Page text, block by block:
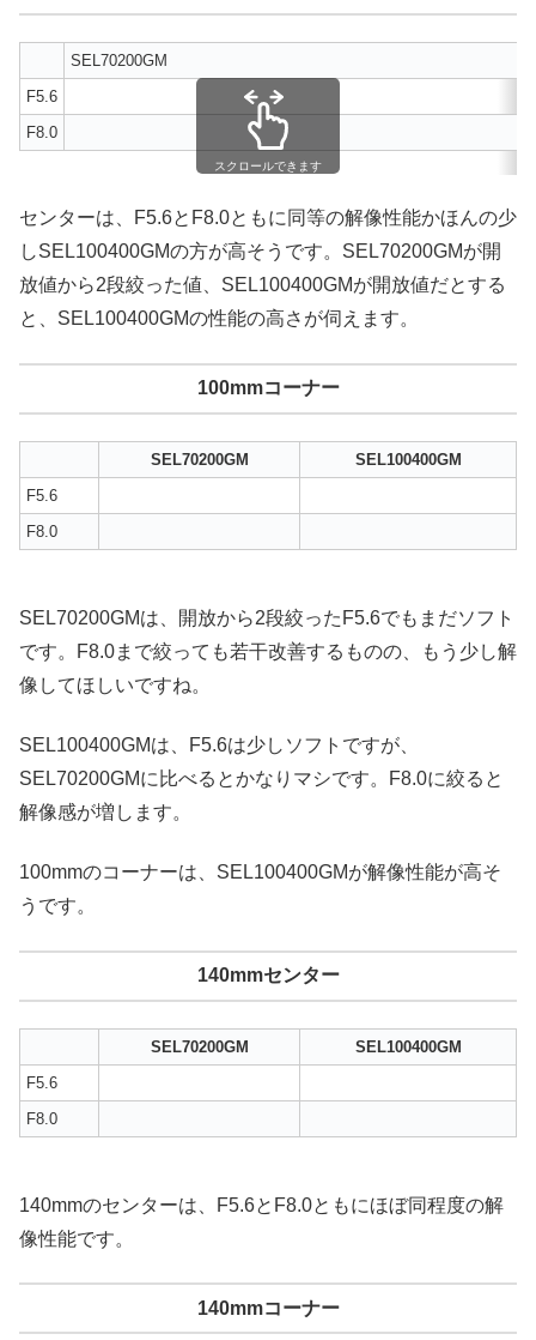
SEL70200GM
F5.6
F8.0
スクロールできます
センターは、F5.6とF8.0ともに同等の解像性能かほんの少
しSEL100400GMの方が高そうです。SEL70200GMが開
放値から2段絞った値、SEL100400GMが開放値だとする
と、SEL100400GMの性能の高さが伺えます。
100mmコーナー
SEL70200GM
SEL100400GM
F5.6
F8.0
SEL70200GMは、開放から2段絞ったF5.6でもまだソフト
です。F8.0まで絞っても若干改善するものの、もう少し解
像してほしいですね。
SEL100400GMは、F5.6は少しソフトですが、
SEL70200GMに比べるとかなりマシです。F8.0に絞ると
解像感が増します。
100mmのコーナーは、SEL100400GMが解像性能が高そ
うです。
140mmセンター
SEL70200GM
SEL100400GM
F5.6
F8.0
140mmのセンターは、F5.6とF8.0ともにほぼ同程度の解
像性能です。
140mmコーナー